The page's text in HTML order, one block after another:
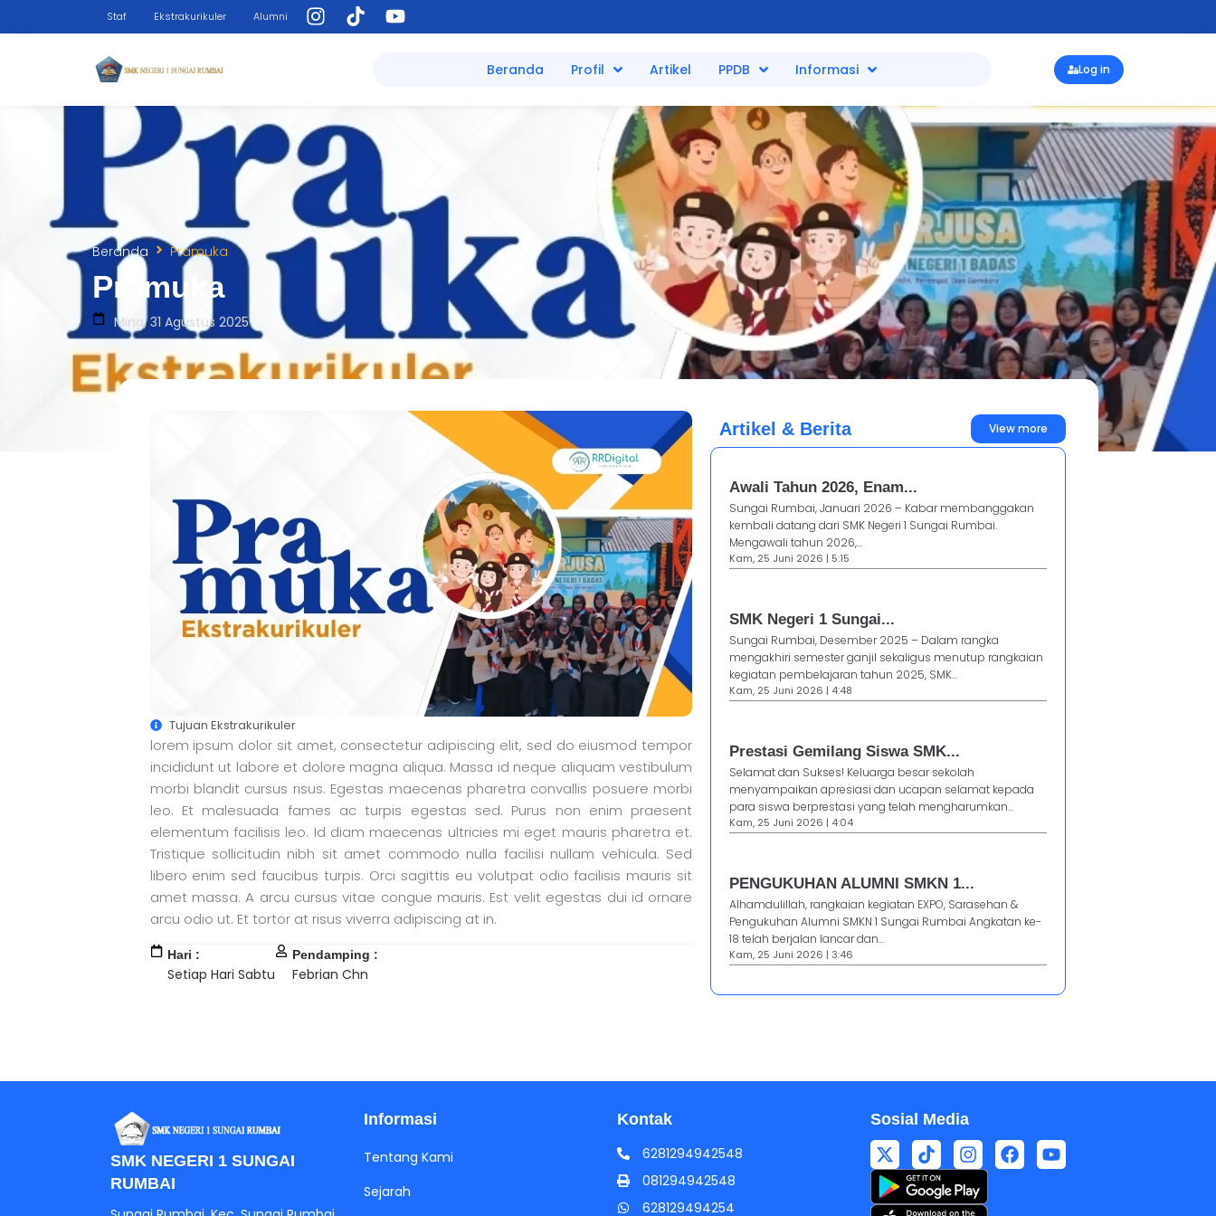
Staf Ekstrakurikuler Alumni
Beranda Profil Artikel PPDB Informasi Log in
Beranda Pramuka
Pramuka
Ming, 31 Agustus 2025
Tujuan Ekstrakurikuler
lorem ipsum dolor sit amet, consectetur adipiscing elit, sed do eiusmod tempor
incididunt ut labore et dolore magna aliqua. Massa id neque aliquam vestibulum
morbi blandit cursus risus. Egestas maecenas pharetra convallis posuere morbi
leo. Et malesuada fames ac turpis egestas sed. Purus non enim praesent
elementum facilisis leo. Id diam maecenas ultricies mi eget mauris pharetra et.
Tristique sollicitudin nibh sit amet commodo nulla facilisi nullam vehicula. Sed
libero enim sed faucibus turpis. Orci sagittis eu volutpat odio facilisis mauris sit
amet massa. A arcu cursus vitae congue mauris. Est velit egestas dui id ornare
arcu odio ut. Et tortor at risus viverra adipiscing at in.
Hari :
Setiap Hari Sabtu
Pendamping :
Febrian Chn
Artikel & Berita View more
Awali Tahun 2026, Enam...
Sungai Rumbai, Januari 2026 – Kabar membanggakan
kembali datang dari SMK Negeri 1 Sungai Rumbai.
Mengawali tahun 2026,...
Kam, 25 Juni 2026 | 5:15
SMK Negeri 1 Sungai...
Sungai Rumbai, Desember 2025 – Dalam rangka
mengakhiri semester ganjil sekaligus menutup rangkaian
kegiatan pembelajaran tahun 2025, SMK...
Kam, 25 Juni 2026 | 4:48
Prestasi Gemilang Siswa SMK...
Selamat dan Sukses! Keluarga besar sekolah
menyampaikan apresiasi dan ucapan selamat kepada
para siswa berprestasi yang telah mengharumkan...
Kam, 25 Juni 2026 | 4:04
PENGUKUHAN ALUMNI SMKN 1...
Alhamdulillah, rangkaian kegiatan EXPO, Sarasehan &
Pengukuhan Alumni SMKN 1 Sungai Rumbai Angkatan ke-
18 telah berjalan lancar dan...
Kam, 25 Juni 2026 | 3:46
SMK NEGERI 1 SUNGAI
RUMBAI
Informasi
Tentang Kami
Sejarah
Kontak
6281294942548
081294942548
628129494254
Sosial Media